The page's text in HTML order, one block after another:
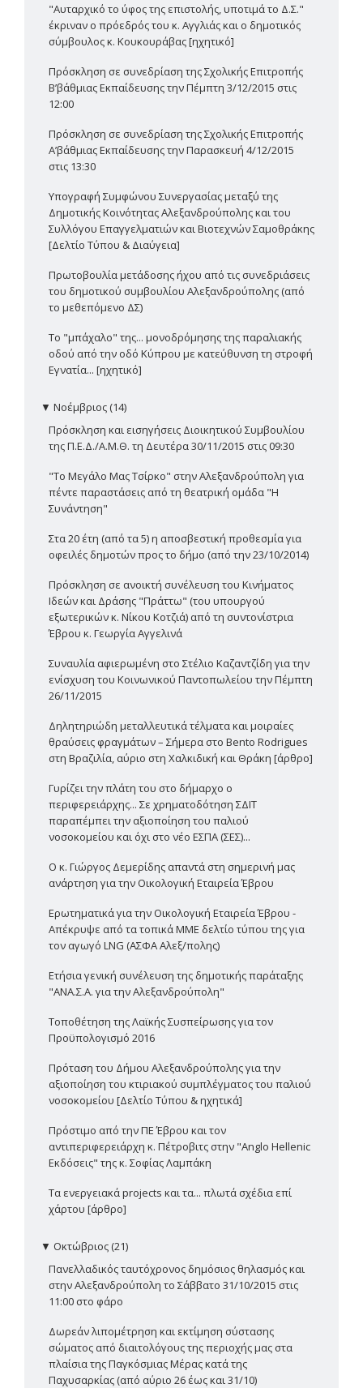
"Αυταρχικό το ύφος της επιστολής, υποτιμά το Δ.Σ."
έκριναν ο πρόεδρός του κ. Αγγλιάς και ο δημοτικός
σύμβουλος κ. Κουκουράβας [ηχητικό]
Πρόσκληση σε συνεδρίαση της Σχολικής Επιτροπής
Β’βάθμιας Εκπαίδευσης την Πέμπτη 3/12/2015 στις
12:00
Πρόσκληση σε συνεδρίαση της Σχολικής Επιτροπής
Α’βάθμιας Εκπαίδευσης την Παρασκευή 4/12/2015
στις 13:30
Υπογραφή Συμφώνου Συνεργασίας μεταξύ της
Δημοτικής Κοινότητας Αλεξανδρούπολης και του
Συλλόγου Επαγγελματιών και Βιοτεχνών Σαμοθράκης
[Δελτίο Τύπου & Διαύγεια]
Πρωτοβουλία μετάδοσης ήχου από τις συνεδριάσεις
του δημοτικού συμβουλίου Αλεξανδρούπολης (από
το μεθεπόμενο ΔΣ)
Το "μπάχαλο" της... μονοδρόμησης της παραλιακής
οδού από την οδό Κύπρου με κατεύθυνση τη στροφή
Εγνατία... [ηχητικό]
▼ Νοέμβριος (14)
Πρόσκληση και εισηγήσεις Διοικητικού Συμβουλίου
της Π.Ε.Δ./Α.Μ.Θ. τη Δευτέρα 30/11/2015 στις 09:30
"Το Μεγάλο Μας Τσίρκο" στην Αλεξανδρούπολη για
πέντε παραστάσεις από τη θεατρική ομάδα "Η
Συνάντηση"
Στα 20 έτη (από τα 5) η αποσβεστική προθεσμία για
οφειλές δημοτών προς το δήμο (από την 23/10/2014)
Πρόσκληση σε ανοικτή συνέλευση του Κινήματος
Ιδεών και Δράσης "Πράττω" (του υπουργού
εξωτερικών κ. Νίκου Κοτζιά) από τη συντονίστρια
Έβρου κ. Γεωργία Αγγελινά
Συναυλία αφιερωμένη στο Στέλιο Καζαντζίδη για την
ενίσχυση του Κοινωνικού Παντοπωλείου την Πέμπτη
26/11/2015
Δηλητηριώδη μεταλλευτικά τέλματα και μοιραίες
θραύσεις φραγμάτων – Σήμερα στο Bento Rodrigues
στη Βραζιλία, αύριο στη Χαλκιδική και Θράκη [άρθρο]
Γυρίζει την πλάτη του στο δήμαρχο ο
περιφερειάρχης... Σε χρηματοδότηση ΣΔΙΤ
παραπέμπει την αξιοποίηση του παλιού
νοσοκομείου και όχι στο νέο ΕΣΠΑ (ΣΕΣ)...
Ο κ. Γιώργος Δεμερίδης απαντά στη σημερινή μας
ανάρτηση για την Οικολογική Εταιρεία Έβρου
Ερωτηματικά για την Οικολογική Εταιρεία Έβρου -
Απέκρυψε από τα τοπικά ΜΜΕ δελτίο τύπου της για
τον αγωγό LNG (ΑΣΦΑ Αλεξ/πολης)
Ετήσια γενική συνέλευση της δημοτικής παράταξης
"ΑΝΑ.Σ.Α. για την Αλεξανδρούπολη"
Τοποθέτηση της Λαϊκής Συσπείρωσης για τον
Προϋπολογισμό 2016
Πρόταση του Δήμου Αλεξανδρούπολης για την
αξιοποίηση του κτιριακού συμπλέγματος του παλιού
νοσοκομείου [Δελτίο Τύπου & ηχητικά]
Πρόστιμο από την ΠΕ Έβρου και τον
αντιπεριφερειάρχη κ. Πέτροβιτς στην "Anglo Hellenic
Εκδόσεις" της κ. Σοφίας Λαμπάκη
Τα ενεργειακά projects και τα... πλωτά σχέδια επί
χάρτου [άρθρο]
▼ Οκτώβριος (21)
Πανελλαδικός ταυτόχρονος δημόσιος θηλασμός και
στην Αλεξανδρούπολη το Σάββατο 31/10/2015 στις
11:00 στο φάρο
Δωρεάν λιπομέτρηση και εκτίμηση σύστασης
σώματος από διαιτολόγους της περιοχής μας στα
πλαίσια της Παγκόσμιας Μέρας κατά της
Παχυσαρκίας (από αύριο 26 έως και 31/10)